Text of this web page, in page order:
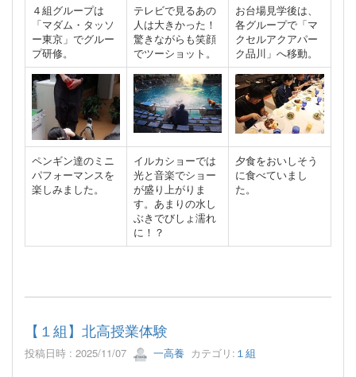
４組グループは
「マダム・タッソ
ー東京」でグルー
プ研修。
テレビで見るあの
人は大きかった！
驚きながらも笑顔
でツーショット。
お台場見学後は、
各グループで「マ
クセルアクアパー
ク品川」へ移動。
ペンギン達のミニ
パフォーマンスを
楽しみました。
イルカショーでは
光と音楽でショー
が盛り上がりま
す。あまりの水し
ぶきでびしょ濡れ
に！？
夕食をおいしそう
に食べていまし
た。
【１組】北高授業体験
投稿日時 : 2025/11/07 一高養 カテゴリ: １組